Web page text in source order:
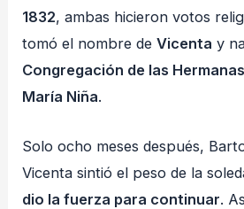
1832, ambas hicieron votos
tomó el nombre deVicenta y
Congregación de las
María Niña.
Solo ocho meses después,
Vicenta sintió el peso de la
dio la fuerza para continuar.